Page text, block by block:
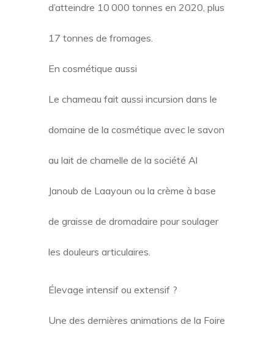
d’atteindre 10 000 tonnes en 2020, plus
17 tonnes de fromages.
En cosmétique aussi
Le chameau fait aussi incursion dans le
domaine de la cosmétique avec le savon
au lait de chamelle de la société Al
Janoub de Laayoun ou la crème à base
de graisse de dromadaire pour soulager
les douleurs articulaires.
Élevage intensif ou extensif ?
Une des dernières animations de la Foire